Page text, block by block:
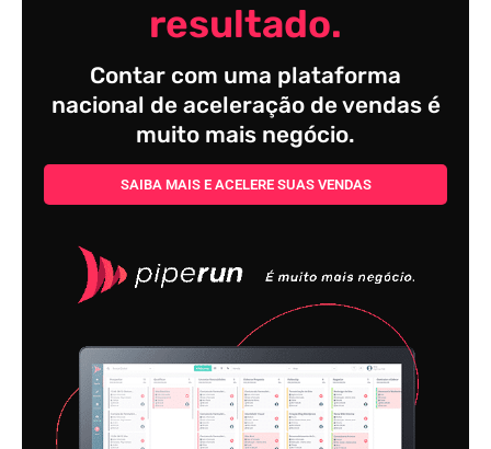
resultado.
Contar com uma plataforma
nacional de aceleração de vendas é
muito mais negócio.
SAIBA MAIS E ACELERE SUAS VENDAS